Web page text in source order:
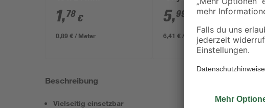
1,78 €
0,89 € / Meter
ungeschliffen 1690 x
634 x 12 mm
5,99
6,41 € / Pack
Beschreibung
Vielseitig einsetzbar